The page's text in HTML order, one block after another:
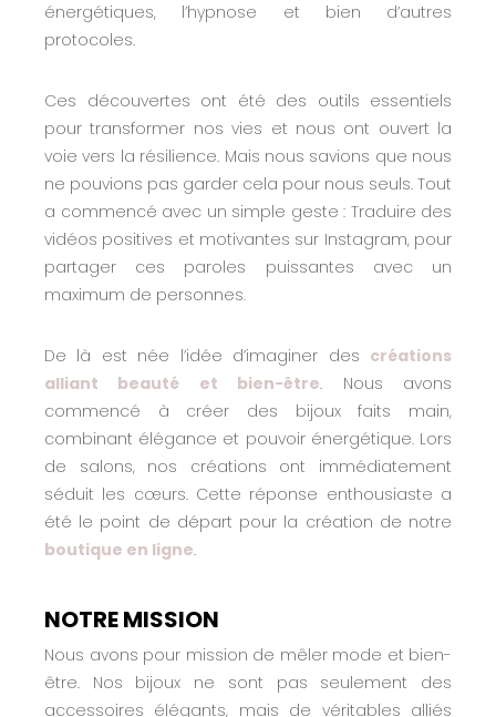
énergétiques, l’hypnose et bien d’autres
protocoles.
Ces découvertes ont été des outils essentiels
pour transformer nos vies et nous ont ouvert la
voie vers la résilience. Mais nous savions que nous
ne pouvions pas garder cela pour nous seuls. Tout
a commencé avec un simple geste : Traduire des
vidéos positives et motivantes sur Instagram, pour
partager ces paroles puissantes avec un
maximum de personnes.
De là est née l’idée d’imaginer des créations
alliant beauté et bien-être. Nous avons
commencé à créer des bijoux faits main,
combinant élégance et pouvoir énergétique. Lors
de salons, nos créations ont immédiatement
séduit les cœurs. Cette réponse enthousiaste a
été le point de départ pour la création de notre
boutique en ligne.
NOTRE MISSION
Nous avons pour mission de mêler mode et bien-
être. Nos bijoux ne sont pas seulement des
accessoires élégants, mais de véritables alliés